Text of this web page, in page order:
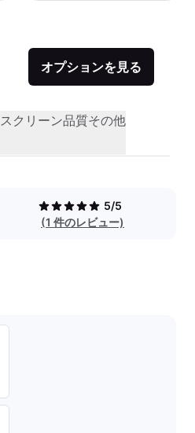
オプションを見る
スクリーン品質その他
5/5
(1 件のレビュー)